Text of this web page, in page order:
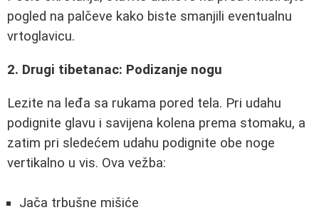
pogled na palčeve kako biste smanjili eventualnu
vrtoglavicu.
2. Drugi tibetanac: Podizanje nogu
Lezite na leđa sa rukama pored tela. Pri udahu
podignite glavu i savijena kolena prema stomaku, a
zatim pri sledećem udahu podignite obe noge
vertikalno u vis. Ova vežba:
Jača trbušne mišiće